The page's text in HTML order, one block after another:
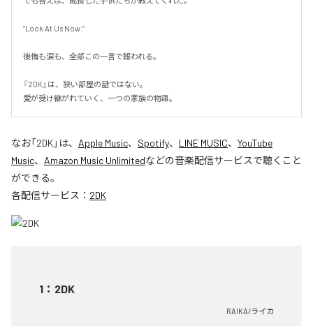
“Look At Us Now.”
後悔も涙も、全部この一言で報われる。
『2DK』は、狭い部屋の話ではない。
愛が受け継がれていく、一つの家族の物語。
なお「2DK」は、 Apple Music、 Spotify、 LINE MUSIC、 YouTube
Music、 Amazon Music Unlimitedなどの音楽配信サービスで聴くこと
ができる。
各配信サービス： 2DK
1 ： 2DK
RAIKA/ライカ